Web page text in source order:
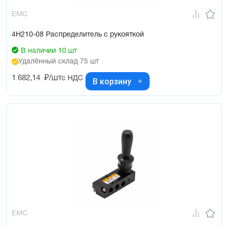
EMC
4H210-08 Распределитель с рукояткой
В наличии 10 шт
Удалённый склад 75 шт
1 682,14 ₽/штс НДС В корзину
EMC